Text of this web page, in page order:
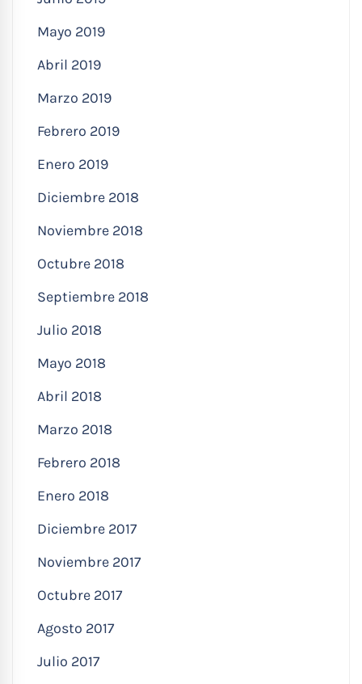
Mayo 2019
Abril 2019
Marzo 2019
Febrero 2019
Enero 2019
Diciembre 2018
Noviembre 2018
Octubre 2018
Septiembre 2018
Julio 2018
Mayo 2018
Abril 2018
Marzo 2018
Febrero 2018
Enero 2018
Diciembre 2017
Noviembre 2017
Octubre 2017
Agosto 2017
Julio 2017